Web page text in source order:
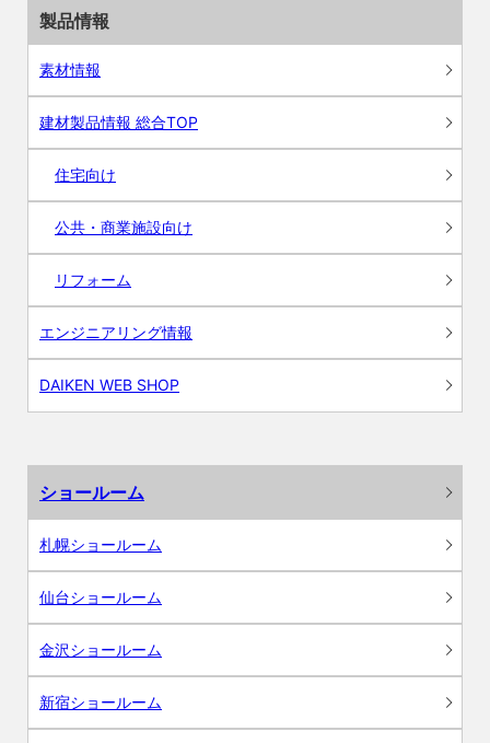
製品情報
素材情報
建材製品情報 総合TOP
住宅向け
公共・商業施設向け
リフォーム
エンジニアリング情報
DAIKEN WEB SHOP
ショールーム
札幌ショールーム
仙台ショールーム
金沢ショールーム
新宿ショールーム